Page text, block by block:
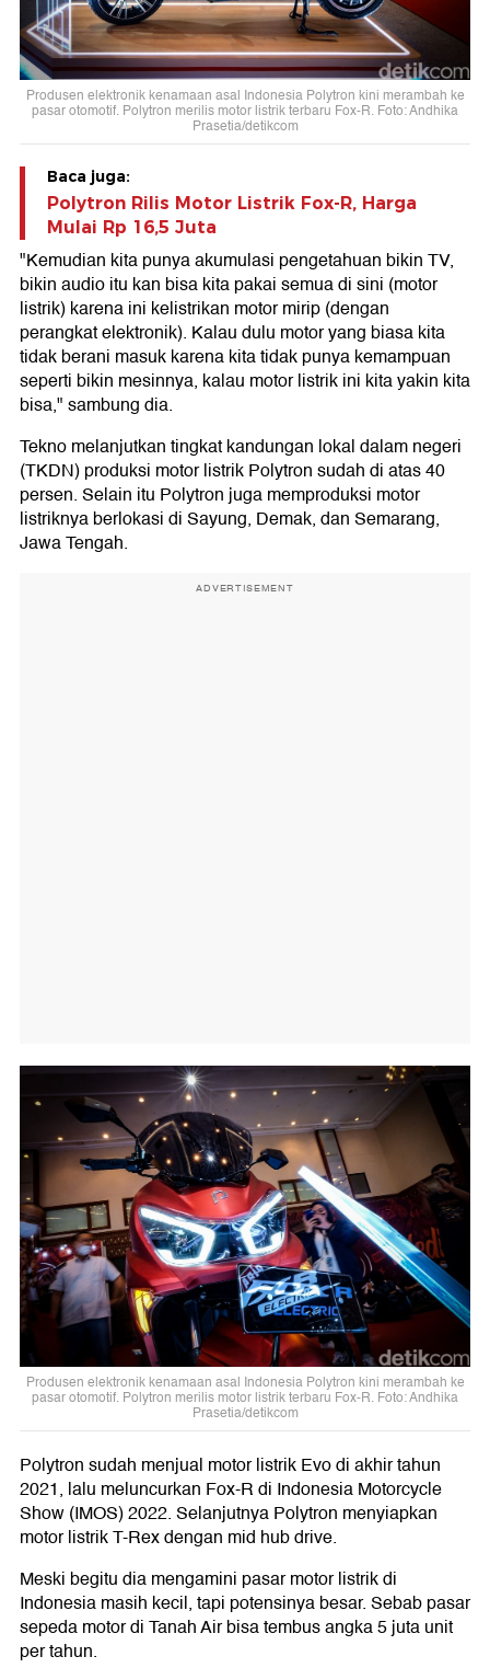
Produsen elektronik kenamaan asal Indonesia Polytron kini merambah ke
pasar otomotif. Polytron merilis motor listrik terbaru Fox-R. Foto: Andhika
Prasetia/detikcom
Baca juga:
Polytron Rilis Motor Listrik Fox-R, Harga
Mulai Rp 16,5 Juta
"Kemudian kita punya akumulasi pengetahuan bikin TV,
bikin audio itu kan bisa kita pakai semua di sini (motor
listrik) karena ini kelistrikan motor mirip (dengan
perangkat elektronik). Kalau dulu motor yang biasa kita
tidak berani masuk karena kita tidak punya kemampuan
seperti bikin mesinnya, kalau motor listrik ini kita yakin kita
bisa," sambung dia.
Tekno melanjutkan tingkat kandungan lokal dalam negeri
(TKDN) produksi motor listrik Polytron sudah di atas 40
persen. Selain itu Polytron juga memproduksi motor
listriknya berlokasi di Sayung, Demak, dan Semarang,
Jawa Tengah.
ADVERTISEMENT
Produsen elektronik kenamaan asal Indonesia Polytron kini merambah ke
pasar otomotif. Polytron merilis motor listrik terbaru Fox-R. Foto: Andhika
Prasetia/detikcom
Polytron sudah menjual motor listrik Evo di akhir tahun
2021, lalu meluncurkan Fox-R di Indonesia Motorcycle
Show (IMOS) 2022. Selanjutnya Polytron menyiapkan
motor listrik T-Rex dengan mid hub drive.
Meski begitu dia mengamini pasar motor listrik di
Indonesia masih kecil, tapi potensinya besar. Sebab pasar
sepeda motor di Tanah Air bisa tembus angka 5 juta unit
per tahun.